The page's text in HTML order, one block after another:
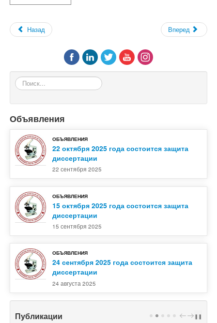
Назад Вперед
Поиск...
Объявления
ОБЪЯВЛЕНИЯ
22 октября 2025 года состоится защита
диссертации
22 сентября 2025
ОБЪЯВЛЕНИЯ
15 октября 2025 года состоится защита
диссертации
15 сентября 2025
ОБЪЯВЛЕНИЯ
24 сентября 2025 года состоится защита
диссертации
24 августа 2025
Публикации PREV
NEXT
❚❚